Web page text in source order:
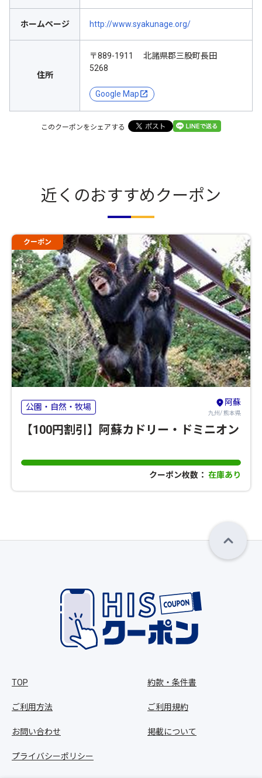
ホームページ http://www.syakunage.org/
住所
〒889-1911 北諸県郡三股町長田
5268
Google Map
このクーポンをシェアする
近くのおすすめクーポン
クーポン
公園・自然・牧場 阿蘇
九州/ 熊本県
【100円割引】阿蘇カドリー・ドミニオン
クーポン枚数： 在庫あり
TOP
ご利用方法
お問い合わせ
プライバシーポリシー
約款・条件書
ご利用規約
掲載について